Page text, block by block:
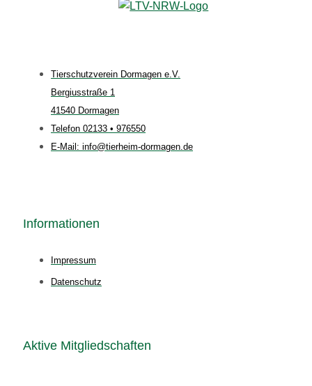
Tierschutzverein Dormagen e.V.
Bergiusstraße 1
41540 Dormagen
Telefon 02133 • 976550
E-Mail: info@tierheim-dormagen.de
Informationen
Impressum
Datenschutz
Aktive Mitgliedschaften